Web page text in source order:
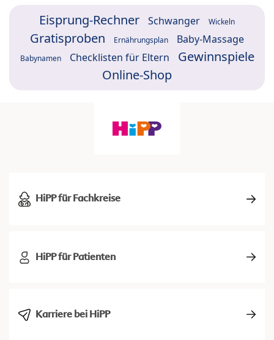
Eisprung-Rechner Schwanger Wickeln
Gratisproben Ernährungsplan Baby-Massage
Babynamen Checklisten für Eltern
Gewinnspiele
Online-Shop
HiPP für Fachkreise
HiPP für Patienten
Karriere bei HiPP